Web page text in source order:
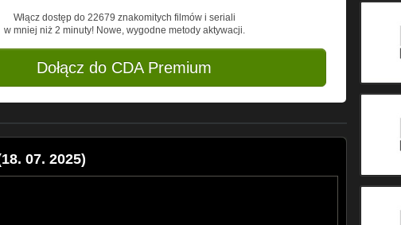
poza domem. Wiadomo, u czyjego
z córką. Uczestniczka show TVP
udział w innym popularnym show stacji.
spodziewała. Zareagowała*
Tym razem pokazała się w różnych
niektóre komentarze aż zareagowała.
Włącz dostęp do 22679 znakomitych filmów i seriali
w mniej niż 2 minuty! Nowe, wygodne metody aktywacji.
Dołącz do CDA Premium
07. 2025)